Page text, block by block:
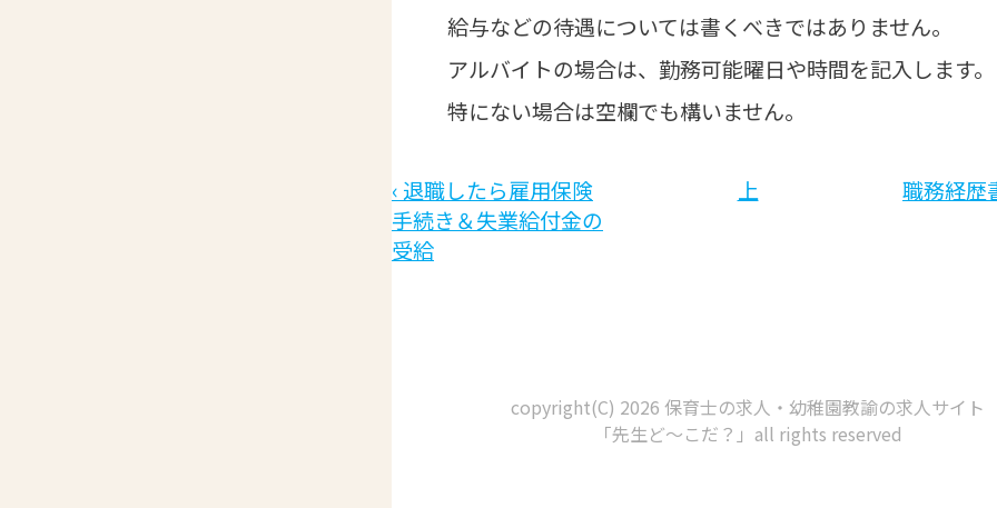
給与などの待遇については書くべきではありません。
アルバイトの場合は、勤務可能曜日や時間を記入します。
特にない場合は空欄でも構いません。
‹ 退職したら雇用保険
手続き＆失業給付金の
受給
上 職務経歴
copyright(C) 2026 保育士の求人・幼稚園教諭の求人サイト
「先生ど～こだ？」all rights reserved